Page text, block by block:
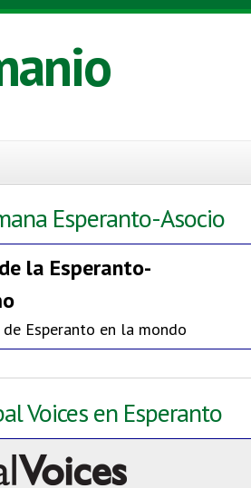
Esperanto-Asocio
la Esperanto-
Esperanto en la mondo
Esperanto-Asocio
Voices en Esperanto